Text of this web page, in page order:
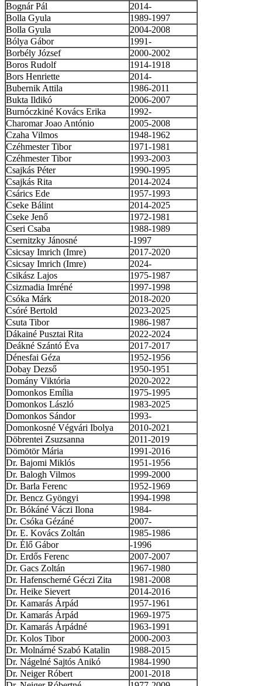
Bognár Pál
2014-
Bolla Gyula
1989-1997
Bolla Gyula
2004-2008
Bólya Gábor
1991-
Borbély József
2000-2002
Boros Rudolf
1914-1918
Bors Henriette
2014-
Bubernik Attila
1986-2011
Bukta Ildikó
2006-2007
Burnóczkiné Kovács Erika
1992-
Charomar Joao António
2005-2008
Czaha Vilmos
1948-1962
Czéhmester Tibor
1971-1981
Czéhmester Tibor
1993-2003
Csajkás Péter
1990-1995
Csajkás Rita
2014-2024
Csárics Ede
1957-1993
Cseke Bálint
2014-2025
Cseke Jenő
1972-1981
Cseri Csaba
1988-1989
Csernitzky Jánosné
-1997
Csicsay Imrich (Imre)
2017-2020
Csicsay Imrich (Imre)
2024-
Csikász Lajos
1975-1987
Csizmadia Imréné
1997-1998
Csóka Márk
2018-2020
Csóré Bertold
2023-2025
Csuta Tibor
1986-1987
Dákainé Pusztai Rita
2022-2024
Deákné Szántó Éva
2017-2017
Dénesfai Géza
1952-1956
Dobay Dezső
1950-1951
Domány Viktória
2020-2022
Domonkos Emília
1975-1995
Domonkos László
1983-2025
Domonkos Sándor
1993-
Domonkosné Végvári Ibolya
2010-2021
Döbrentei Zsuzsanna
2011-2019
Dömötör Mária
1991-2016
Dr. Bajomi Miklós
1951-1956
Dr. Balogh Vilmos
1999-2000
Dr. Barla Ferenc
1952-1969
Dr. Bencz Gyöngyi
1994-1998
Dr. Bókáné Váczi Ilona
1984-
Dr. Csóka Gézáné
2007-
Dr. E. Kovács Zoltán
1985-1986
Dr. Élő Gábor
-1996
Dr. Erdős Ferenc
2007-2007
Dr. Gacs Zoltán
1967-1980
Dr. Hafenscherné Géczi Zita
1981-2008
Dr. Heike Sievert
2014-2016
Dr. Kamarás Árpád
1957-1961
Dr. Kamarás Árpád
1969-1975
Dr. Kamarás Árpádné
1963-1991
Dr. Kolos Tibor
2000-2003
Dr. Molnárné Szabó Katalin
1988-2015
Dr. Nágelné Sajtós Anikó
1984-1990
Dr. Neiger Róbert
2001-2018